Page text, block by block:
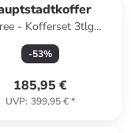
- Kofferset 3tlg
Reisekoffer
Erweiterung in Kiwi
-53%
185,95 €
UVP: 399,95 €*